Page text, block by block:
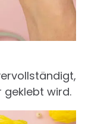
geklebt wird.